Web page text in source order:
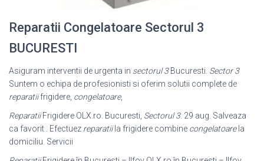
Reparatii Congelatoare Sectorul 3
BUCURESTI
Asiguram interventii de urgenta in sectorul 3Bucuresti. Sector 3
Suntem o echipa de profesionisti si oferim solutii complete de
reparatiifrigidere, congelatoare,
ReparatiiFrigidere OLX.ro. Bucuresti, Sectorul 3. 29 aug. Salveaza
ca favorit . Efectuez reparatiila frigidere combine congelatoarela
domiciliu. Servicii